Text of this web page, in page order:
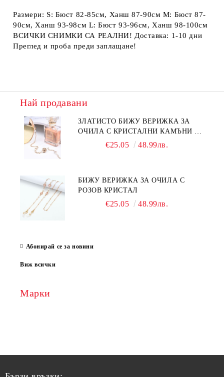
Размери: S: Бюст 82-85см, Ханш 87-90см М: Бюст 87-
90см, Ханш 93-98см L: Бюст 93-96см, Ханш 98-100см
ВСИЧКИ СНИМКИ СА РЕАЛНИ! Доставка: 1-10 дни
Преглед и проба преди заплащане!
Най продавани
ЗЛАТИСТО БИЖУ ВЕРИЖКА ЗА
ОЧИЛА С КРИСТАЛНИ КАМЪНИ И
€25.05 48.99лв.
БИЖУ ВЕРИЖКА ЗА ОЧИЛА С
РОЗОВ КРИСТАЛ
€25.05 48.99лв.
Абонирай се за новини
Виж всички
Марки